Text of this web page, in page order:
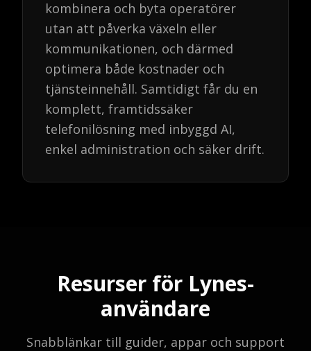
kombinera och byta operatörer
utan att påverka växeln eller
kommunikationen, och därmed
optimera både kostnader och
tjänsteinnehåll. Samtidigt får du en
komplett, framtidssäker
telefonilösning med inbyggd AI,
enkel administration och säker drift.
Resurser för Lynes-
användare
Snabblänkar till guider, appar och support